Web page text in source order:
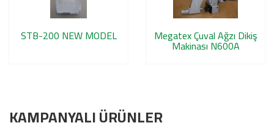
STB-200 NEW MODEL Megatex Çuval Ağzı Dikiş
Makinası N600A
KAMPANYALI ÜRÜNLER